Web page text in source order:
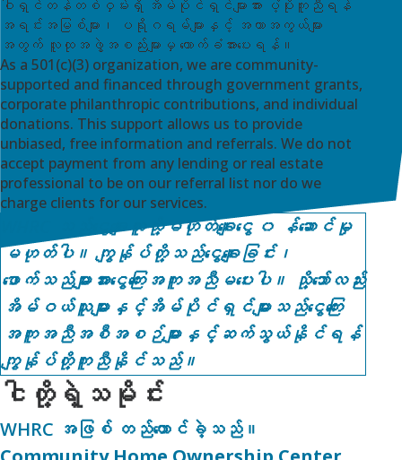
ဝါရှင်တန်တစ်ဝှမ်းရှိ အိမ်ပိုင်ရှင်များအား ပံ့ပိုးကူညီရန်
အရင်းအမြစ်များ၊ ပရိုဂရမ်များနှင့် အကာအကွယ်များ
အတွက် လူထုအဖွဲ့အစည်းများမှ ထောက်ခံအားပေးရန်။
As a 501(c)(3) organization, we are community-
supported and financed through government grants,
corporate philanthropic contributions, and individual
donations. This support allows us to provide
unbiased, free information and referrals. We do not
accept payment from any lending or real estate
professional to be on our referral list nor do we
charge clients for our services.
WHRC သည်ငွေချေးသူသို့မဟုတ်ချေးငွေ ၀ န်ဆောင်မှု
မဟုတ်ပါ။ ကျွန်ုပ်တို့သည်ငွေချေးခြင်း၊
ဖောက်သည်များအားငွေကြေးအကူအညီမပေးပါ။ သို့သော်လည်း
အိမ်ဝယ်သူများနှင့်အိမ်ပိုင်ရှင်များသည်ငွေကြေး
အကူအညီအစီအစဉ်များနှင့်ဆက်သွယ်နိုင်ရန်
ကျွန်ုပ်တို့ကူညီနိုင်သည်။
ငါတို့ရဲ့သမိုင်း
WHRC အဖြစ် တည်ထောင်ခဲ့သည်။